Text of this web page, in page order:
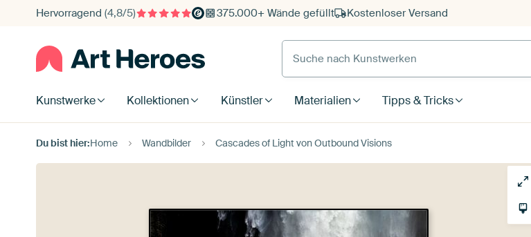
Hervorragend (4,8/5) 375.000+ Wände gefüllt Kostenloser Versand
Suche nach Kunstwerken
Kunstwerke Kollektionen Künstler Materialien Tipps & Tricks
Du bist hier:Home Wandbilder Cascades of Light von Outbound Visions